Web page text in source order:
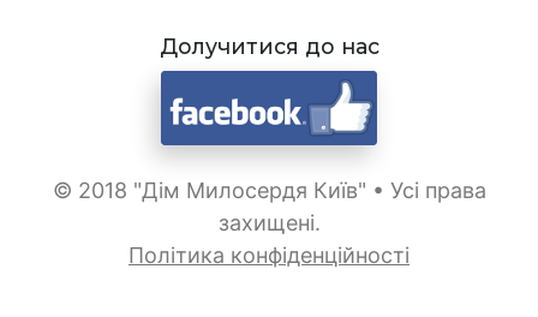
Долучитися до нас
© 2018 "Дім Милосердя Київ" • Усі права
захищені.
Політика конфіденційності